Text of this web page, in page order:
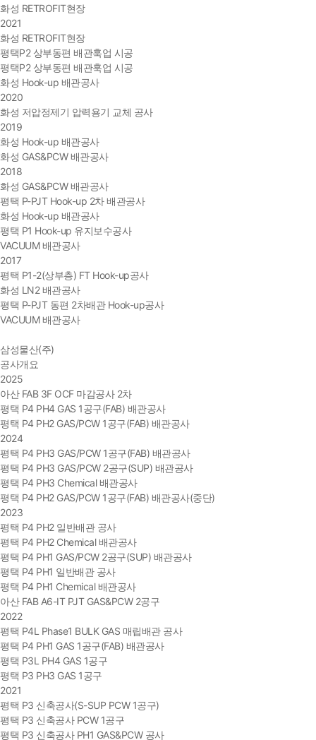
화성 RETROFIT현장
2021
화성 RETROFIT현장
평택P2 상부동편 배관훅업 시공
평택P2 상부동편 배관훅업 시공
화성 Hook-up 배관공사
2020
화성 저압정제기 압력용기 교체 공사
2019
화성 Hook-up 배관공사
화성 GAS&PCW 배관공사
2018
화성 GAS&PCW 배관공사
평택 P-PJT Hook-up 2차 배관공사
화성 Hook-up 배관공사
평택 P1 Hook-up 유지보수공사
VACUUM 배관공사
2017
평택 P1-2(상부층) FT Hook-up공사
화성 LN2 배관공사
평택 P-PJT 동편 2차배관 Hook-up공사
VACUUM 배관공사
삼성물산(주)
공사개요
2025
아산 FAB 3F OCF 마감공사 2차
평택 P4 PH4 GAS 1공구(FAB) 배관공사
평택 P4 PH2 GAS/PCW 1공구(FAB) 배관공사
2024
평택 P4 PH3 GAS/PCW 1공구(FAB) 배관공사
평택 P4 PH3 GAS/PCW 2공구(SUP) 배관공사
평택 P4 PH3 Chemical 배관공사
평택 P4 PH2 GAS/PCW 1공구(FAB) 배관공사(중단)
2023
평택 P4 PH2 일반배관 공사
평택 P4 PH2 Chemical 배관공사
평택 P4 PH1 GAS/PCW 2공구(SUP) 배관공사
평택 P4 PH1 일반배관 공사
평택 P4 PH1 Chemical 배관공사
아산 FAB A6-IT PJT GAS&PCW 2공구
2022
평택 P4L Phase1 BULK GAS 매립배관 공사
평택 P4 PH1 GAS 1공구(FAB) 배관공사
평택 P3L PH4 GAS 1공구
평택 P3 PH3 GAS 1공구
2021
평택 P3 신축공사(S-SUP PCW 1공구)
평택 P3 신축공사 PCW 1공구
평택 P3 신축공사 PH1 GAS&PCW 공사